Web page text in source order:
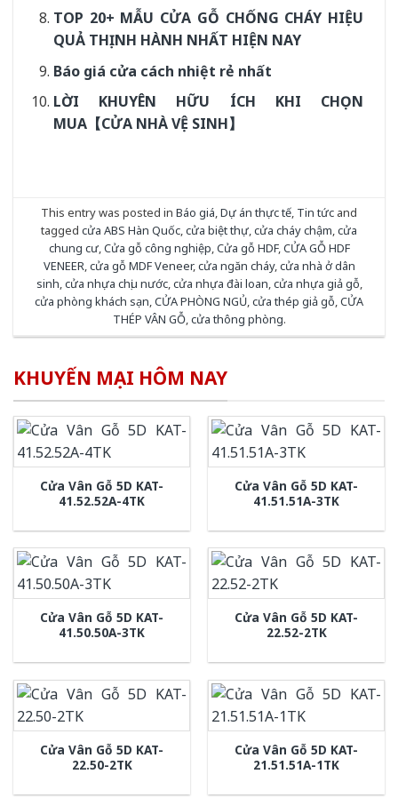
TOP 20+ MẪU CỬA GỖ CHỐNG CHÁY HIỆU
QUẢ THỊNH HÀNH NHẤT HIỆN NAY
Báo giá cửa cách nhiệt rẻ nhất
LỜI KHUYÊN HỮU ÍCH KHI CHỌN
MUA【CỬA NHÀ VỆ SINH】
This entry was posted in Báo giá,Dự án thực tế, Tin tức and
tagged cửa ABS Hàn Quốc,cửa biệt thự,cửa cháy chậm,cửa
chung cư,Cửa gỗ công nghiệp,Cửa gỗ HDF,CỬA GỖ HDF
VENEER,cửa gỗ MDF Veneer,cửa ngăn cháy,cửa nhà ở dân
sinh,cửa nhựa chịu nước,cửa nhựa đài loan,cửa nhựa giả gỗ,
cửa phòng khách sạn,CỬA PHÒNG NGỦ,cửa thép giả gỗ,CỬA
THÉP VÂN GỖ,cửa thông phòng.
KHUYẾN MẠI HÔM NAY
Cửa Vân Gỗ 5D KAT-
41.52.52A-4TK
Cửa Vân Gỗ 5D KAT-
41.51.51A-3TK
Cửa Vân Gỗ 5D KAT-
41.50.50A-3TK
Cửa Vân Gỗ 5D KAT-
22.52-2TK
Cửa Vân Gỗ 5D KAT-
22.50-2TK
Cửa Vân Gỗ 5D KAT-
21.51.51A-1TK